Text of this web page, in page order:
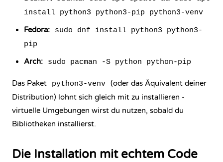
install python3 python3-pip python3-venv
Fedora:
sudo dnf install python3 python3-
pip
Arch: sudo pacman -S python python-pip
Das Paket python3-venv (oder das Äquivalent deiner
Distribution) lohnt sich gleich mit zu installieren -
virtuelle Umgebungen wirst du nutzen, sobald du
Bibliotheken installierst.
Die Installation mit echtem Code